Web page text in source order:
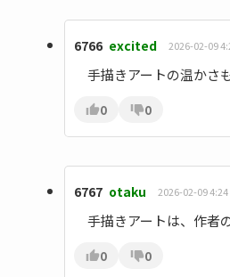
6766 excited 2026-02-09
手描きアートの温かさ
0 0
6767 otaku 2026-02-09
手描きアートは、作者
0 0